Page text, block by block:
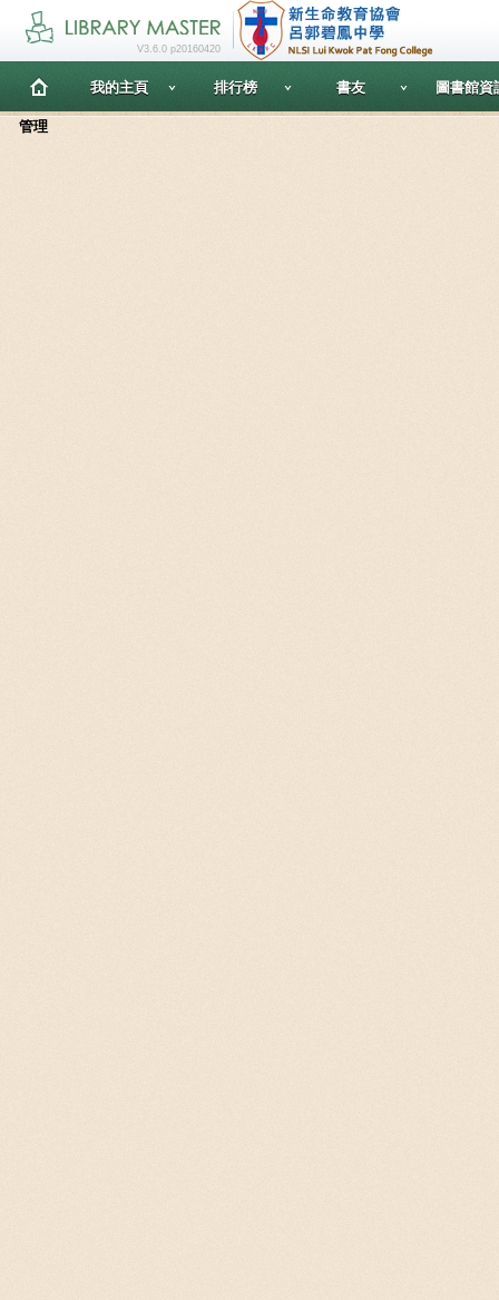
V3.6.0 p20160420
我的主頁 排行榜 書友 圖書館資
管理